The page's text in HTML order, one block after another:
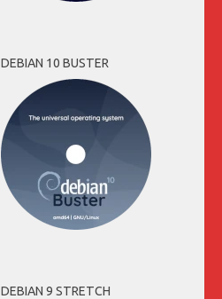
DEBIAN 10 BUSTER
DEBIAN 9 STRETCH